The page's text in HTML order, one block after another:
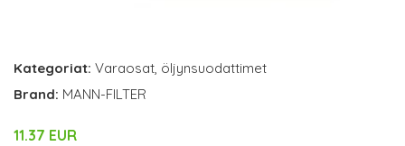
Kategoriat: Varaosat, öljynsuodattimet
Brand: MANN-FILTER
11.37 EUR